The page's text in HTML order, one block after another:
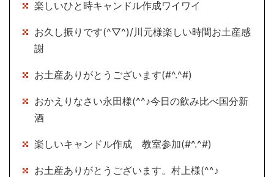
楽しいひと時キャンドル作成ワイワイ
お久し振りです(^▽^)/川元様楽しい時間お土産感
謝
お土産ありがとうございます(#^.^#)
おかえりなさい永田様(^^♪今日の飲み比べ国分新
酒
楽しいキャンドル作成 教室参加(#^.^#)
お土産ありがとうございます。村上様(^^♪